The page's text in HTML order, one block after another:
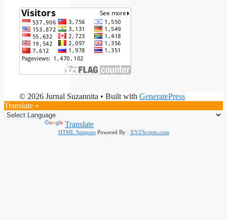
© 2026 Jurnal Suzannita • Built with GeneratePress
Translate »
Translate
HTML SnippetsPowered By : XYZScripts.com